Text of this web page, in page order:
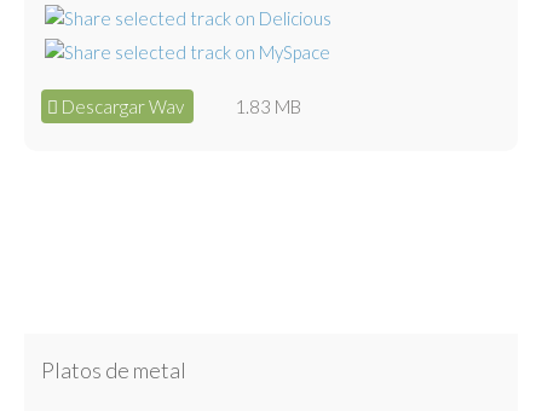
Descargar Wav 1.83 MB
Platos de metal